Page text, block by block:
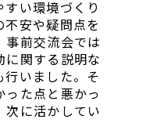
い環境づくり
不安や疑問点を
事前交流会では
に関する説明な
行いました。そ
った点と悪かっ
次に活かしてい